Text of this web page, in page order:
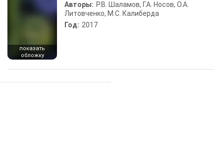
показать
обложку
Авторы: Р.В. Шаламов, Г.А. Носов, О.А.
Литовченко, М.С. Калиберда
Год: 2017